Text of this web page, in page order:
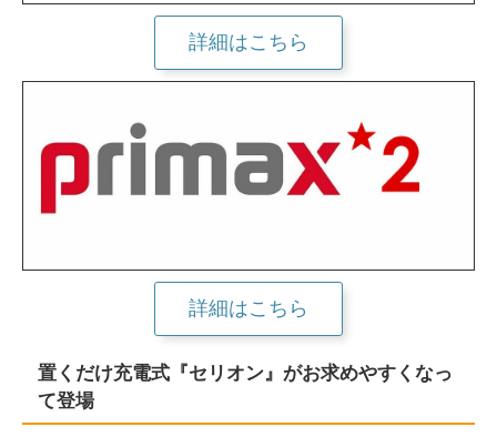
詳細はこちら
詳細はこちら
置くだけ充電式『セリオン』がお求めやすくなっ
て登場